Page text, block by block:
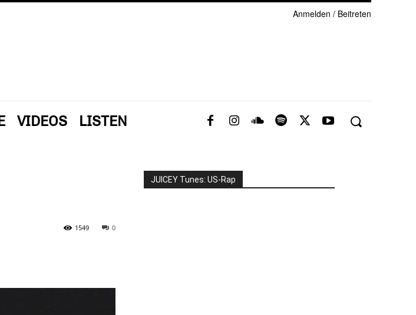
Anmelden / Beitreten
VIDEOS LISTEN
0
1549
JUICEY Tunes: US-Rap